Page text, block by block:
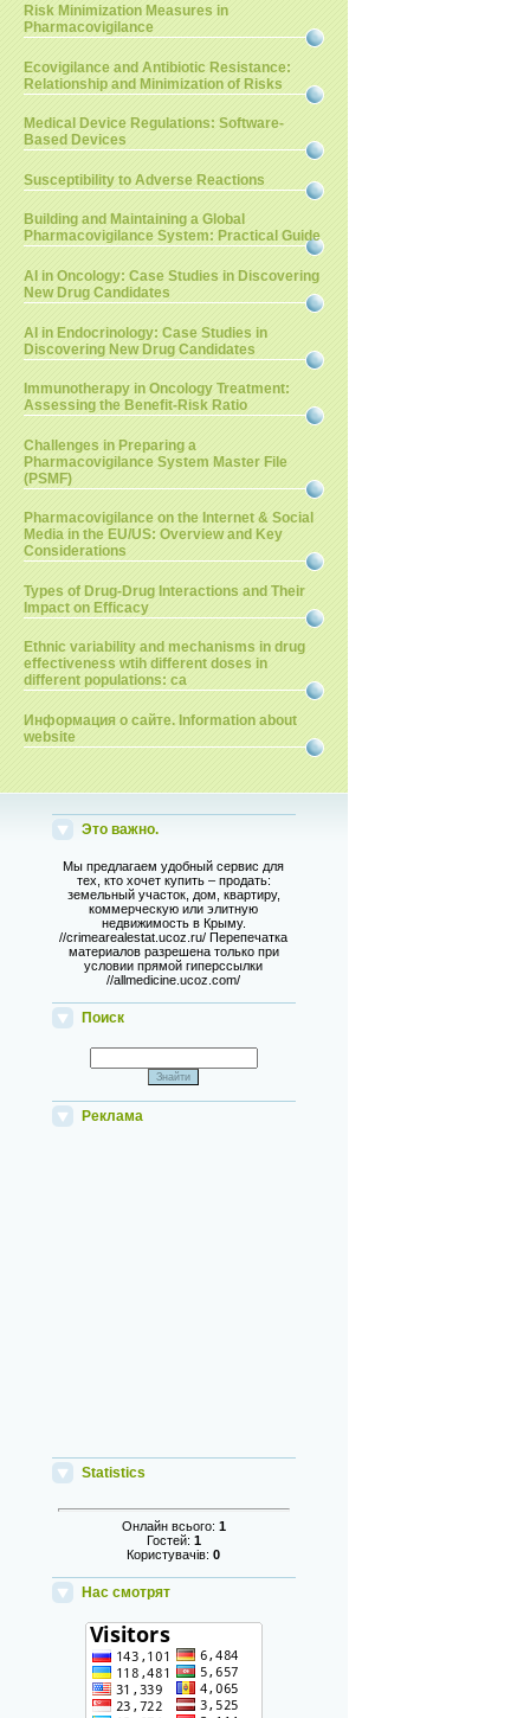
Risk Minimization Measures in
Pharmacovigilance
Ecovigilance and Antibiotic Resistance:
Relationship and Minimization of Risks
Medical Device Regulations: Software-
Based Devices
Susceptibility to Adverse Reactions
Building and Maintaining a Global
Pharmacovigilance System: Practical Guide
AI in Oncology: Case Studies in Discovering
New Drug Candidates
AI in Endocrinology: Case Studies in
Discovering New Drug Candidates
Immunotherapy in Oncology Treatment:
Assessing the Benefit-Risk Ratio
Challenges in Preparing a
Pharmacovigilance System Master File
(PSMF)
Pharmacovigilance on the Internet & Social
Media in the EU/US: Overview and Key
Considerations
Types of Drug-Drug Interactions and Their
Impact on Efficacy
Ethnic variability and mechanisms in drug
effectiveness wtih different doses in
different populations: ca
Информация о сайте. Information about
website
Это важно.
Мы предлагаем удобный сервис для
тех, кто хочет купить – продать:
земельный участок, дом, квартиру,
коммерческую или элитную
недвижимость в Крыму.
//crimearealestat.ucoz.ru/ Перепечатка
материалов разрешена только при
условии прямой гиперссылки
//allmedicine.ucoz.com/
Поиск
Реклама
Statistics
Онлайн всього: 1
Гостей: 1
Користувачів:0
Нас смотрят